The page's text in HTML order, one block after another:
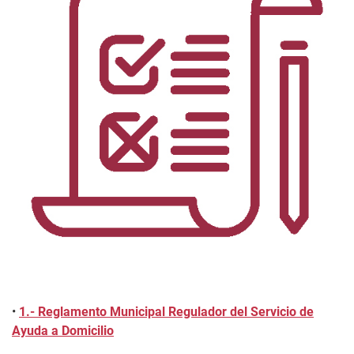
• 1.- Reglamento Municipal Regulador del Servicio de
Ayuda a Domicilio